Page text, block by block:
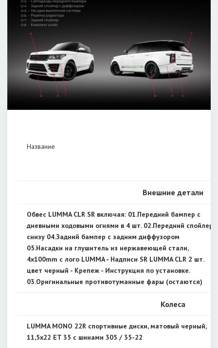
Название
Внешние детали
Обвес LUMMA CLR SR включая: 01.Передний бампер с
дневными ходовыми огнями в 4 шт. 02.Передний спойлер
снизу 04.Задний бампер с задним диффузором
05.Насадки на глушитель из нержавеющей стали,
4x100mm с лого LUMMA - Надписи SR LUMMA CLR 2 шт.
цвет черный - Крепеж - Инструкция по установке.
03.Оригинальные противотуманные фары (остаются)
Колеса
LUMMA MONO 22R спортивные диски, матовый черный,
11,5x22 ET 35 с шинами 305 / 35-22